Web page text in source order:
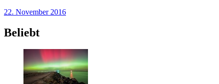
22. November 2016
Beliebt